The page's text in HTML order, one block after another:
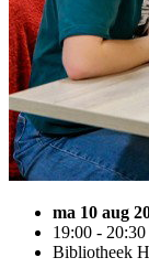
ma 10 aug
19:00 - 20:30
Bibliotheek